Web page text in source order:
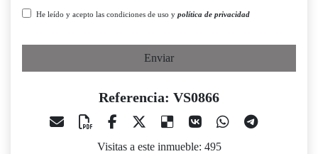
He leído y acepto las condiciones de uso y política de privacidad
Enviar
Referencia: VS0866
Visitas a este inmueble: 495